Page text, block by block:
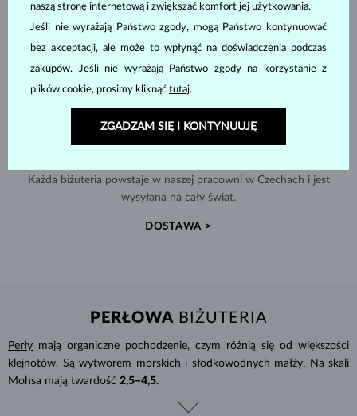
Każda biżuteria powstaje w naszej pracowni w Czechach i jest
wysyłana na cały świat.
DOSTAWA >
PERŁOWA BIŻUTERIA
Perły mają organiczne pochodzenie, czym różnią się od większości
klejnotów. Są wytworem morskich i słodkowodnych małży. Na skali
Mohsa mają twardość 2,5–4,5.
naszą stronę internetową i zwiększać komfort jej użytkowania.
Jeśli nie wyrażają Państwo zgody, mogą Państwo kontynuować
bez akceptacji, ale może to wpłynąć na doświadczenia podczas
zakupów. Jeśli nie wyrażają Państwo zgody na korzystanie z
plików cookie, prosimy kliknąć tutaj.
ZGADZAM SIĘ I KONTYNUUJĘ